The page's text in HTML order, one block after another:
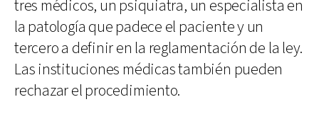
tres médicos, un psiquiatra, un especialista en
la patología que padece el paciente y un
tercero a definir en la reglamentación de la ley.
Las instituciones médicas también pueden
rechazar el procedimiento.